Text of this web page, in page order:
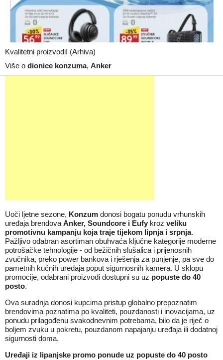
Kvalitetni proizvodi! (Arhiva)
Više o dionice konzuma, Anker
Uoči ljetne sezone, Konzum donosi bogatu ponudu vrhunskih
uređaja brendova Anker, Soundcore i Eufy kroz veliku
promotivnu kampanju koja traje tijekom lipnja i srpnja.
Pažljivo odabran asortiman obuhvaća ključne kategorije moderne
potrošačke tehnologije - od bežičnih slušalica i prijenosnih
zvučnika, preko power bankova i rješenja za punjenje, pa sve do
pametnih kućnih uređaja poput sigurnosnih kamera. U sklopu
promocije, odabrani proizvodi dostupni su uz popuste do 40
posto.
Ova suradnja donosi kupcima pristup globalno prepoznatim
brendovima poznatima po kvaliteti, pouzdanosti i inovacijama, uz
ponudu prilagođenu svakodnevnim potrebama, bilo da je riječ o
boljem zvuku u pokretu, pouzdanom napajanju uređaja ili dodatnoj
sigurnosti doma.
Uređaji iz lipanjske promo ponude uz popuste do 40 posto